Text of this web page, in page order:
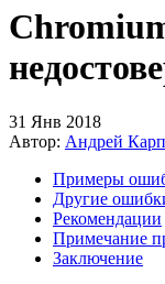
31 Янв 2018
Автор: Андрей
Примеры
Другие
Рекомендации
Примечание
Заключение